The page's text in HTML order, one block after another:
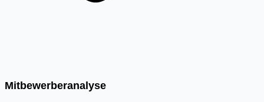
Mitbewerberanalyse